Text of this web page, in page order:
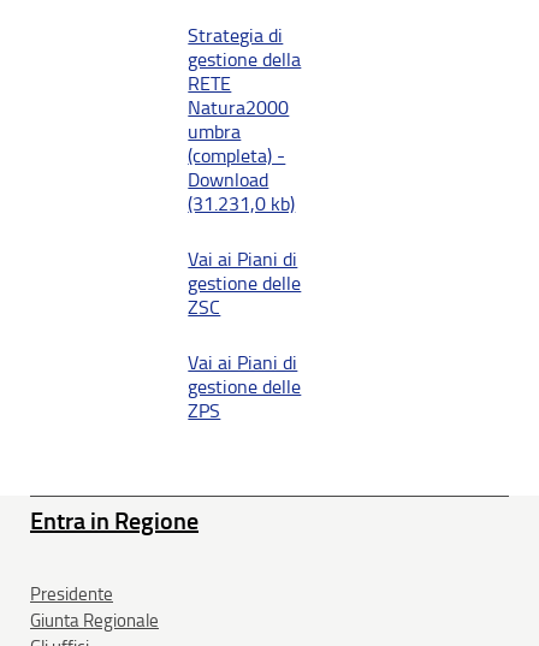
Strategia di
gestione della
RETE
Natura2000
umbra
(completa) -
Download
(31.231,0 kb)
Vai ai Piani di
gestione delle
ZSC
Vai ai Piani di
gestione delle
ZPS
Entra in Regione
Presidente
Giunta Regionale